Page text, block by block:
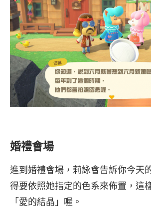
婚禮會場
進到婚禮會場，莉詠會告訴你今天
得要依照她指定的色系來佈置，這
「愛的結晶」喔。